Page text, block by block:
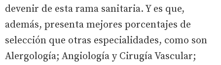
devenir de esta rama sanitaria. Y es que,
además, presenta mejores porcentajes de
selección que otras especialidades, como son
Alergología; Angiología y Cirugía Vascular;